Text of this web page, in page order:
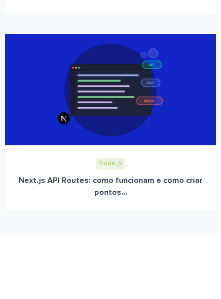
Node.js
Next.js API Routes: como funcionam e como criar
pontos...